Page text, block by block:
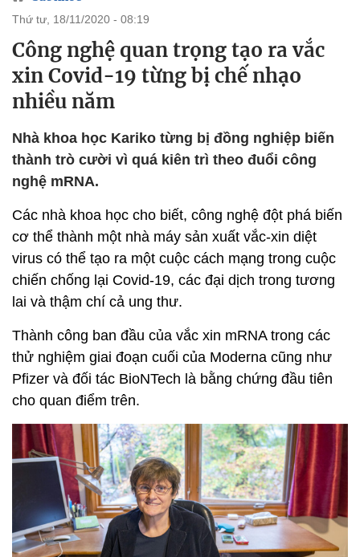
thứ tư, 18/11/2020 - 08:19
Công nghệ quan trọng tạo ra vắc
xin Covid-19 từng bị chế nhạo
nhiều năm
Nhà khoa học Kariko từng bị đồng nghiệp biến
thành trò cười vì quá kiên trì theo đuổi công
nghệ mRNA.
Các nhà khoa học cho biết, công nghệ đột phá biến
cơ thể thành một nhà máy sản xuất vắc-xin diệt
virus có thể tạo ra một cuộc cách mạng trong cuộc
chiến chống lại Covid-19, các đại dịch trong tương
lai và thậm chí cả ung thư.
Thành công ban đầu của vắc xin mRNA trong các
thử nghiệm giai đoạn cuối của Moderna cũng như
Pfizer và đối tác BioNTech là bằng chứng đầu tiên
cho quan điểm trên.